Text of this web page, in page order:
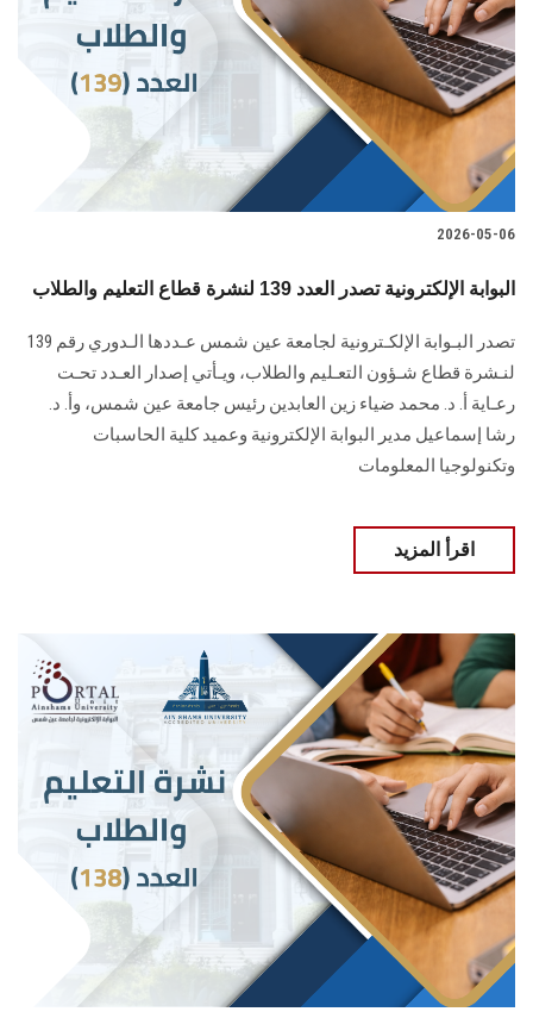
2026-05-06
البوابة الإلكترونية تصدر العدد 139 لنشرة قطاع التعليم والطلاب
تصدر البـوابة الإلكـترونية لجامعة عين شمس عـددها الـدوري رقم 139
لنـشرة قطاع شـؤون التعـليم ‏والطلاب‎، ويـأتي إصدار العـدد تحـت
رعـاية أ. د. محمد ضياء زين العابدين رئيس جامعة عين شمس، وأ. د.
‏رشا إسماعيل مدير البوابة الإلكترونية وعميد كلية الحاسبات
وتكنولوجيا المعلومات
اقرأ المزيد